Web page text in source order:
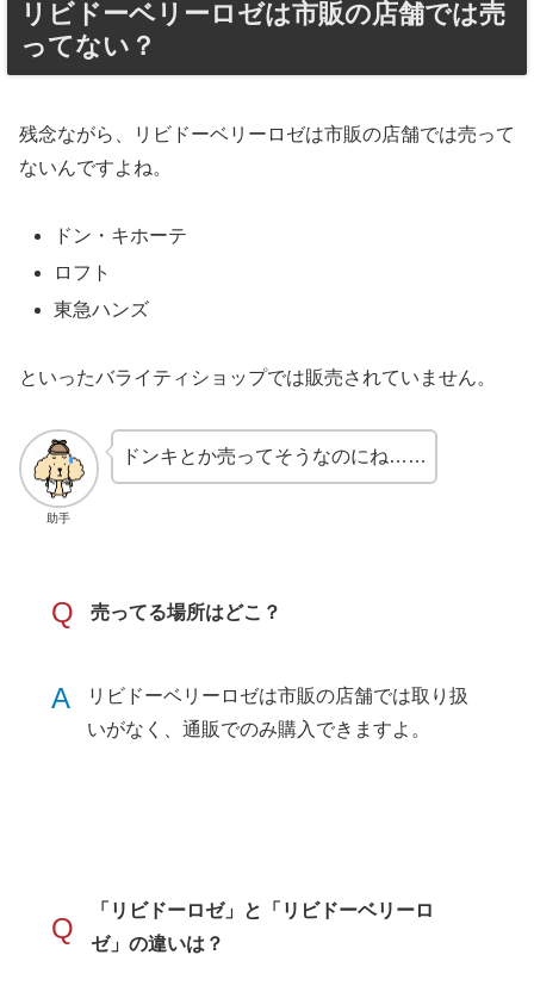
リビドーベリーロゼは市販の店舗では売
ってない？
残念ながら、リビドーベリーロゼは市販の店舗では売って
ないんですよね。
ドン・キホーテ
ロフト
東急ハンズ
といったバライティショップでは販売されていません。
助手
ドンキとか売ってそうなのにね……
Q 売ってる場所はどこ？
A
リビドーベリーロゼは市販の店舗では取り扱
いがなく、通販でのみ購入できますよ。
Q
「リビドーロゼ」と「リビドーベリーロ
ゼ」の違いは？